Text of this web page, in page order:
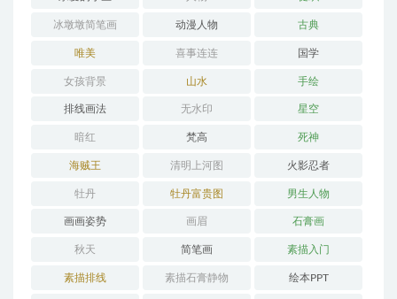
冰墩墩简笔画 动漫人物 古典
唯美 喜事连连 国学
女孩背景 山水 手绘
排线画法 无水印 星空
暗红 梵高 死神
海贼王 清明上河图 火影忍者
牡丹 牡丹富贵图 男生人物
画画姿势 画眉 石膏画
秋天 简笔画 素描入门
素描排线 素描石膏静物 绘本PPT